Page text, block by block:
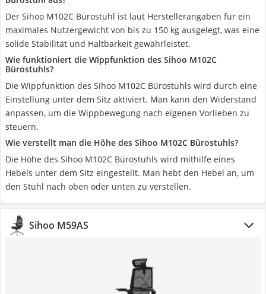
Der Sihoo M102C Bürostuhl ist laut Herstellerangaben für ein
maximales Nutzergewicht von bis zu 150 kg ausgelegt, was eine
solide Stabilität und Haltbarkeit gewährleistet.
Wie funktioniert die Wippfunktion des Sihoo M102C
Bürostuhls?
Die Wippfunktion des Sihoo M102C Bürostuhls wird durch eine
Einstellung unter dem Sitz aktiviert. Man kann den Widerstand
anpassen, um die Wippbewegung nach eigenen Vorlieben zu
steuern.
Wie verstellt man die Höhe des Sihoo M102C Bürostuhls?
Die Höhe des Sihoo M102C Bürostuhls wird mithilfe eines
Hebels unter dem Sitz eingestellt. Man hebt den Hebel an, um
den Stuhl nach oben oder unten zu verstellen.
Sihoo M59AS